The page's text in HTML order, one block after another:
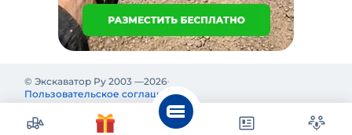
© Экскаватор Ру 2003 —2026
Пользовательское соглашение
Политика конфиденциальности Реклама на Экскаватор Ру
Реклама и информация на Экскаватор.Ру предназначены